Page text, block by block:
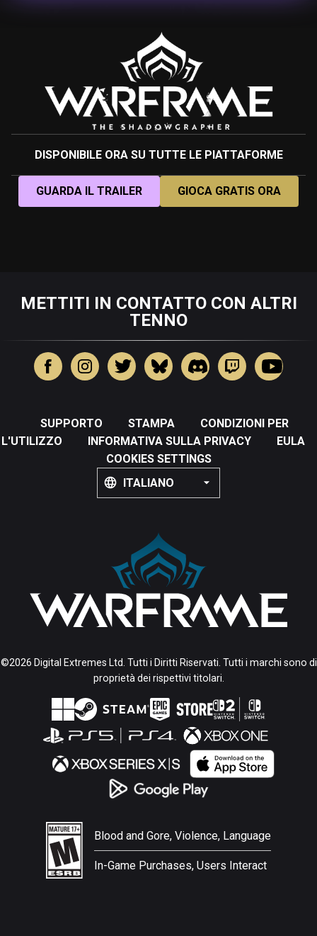
DISPONIBILE ORA SU TUTTE LE PIATTAFORME
GUARDA IL TRAILER GIOCA GRATIS ORA
METTITI IN CONTATTO CON ALTRI
TENNO
SUPPORTO STAMPA
CONDIZIONI PER
L'UTILIZZO
INFORMATIVA SULLA PRIVACY
EULA
COOKIES SETTINGS
ITALIANO
©2026 Digital Extremes Ltd. Tutti i Diritti Riservati. Tutti i marchi sono di
proprietà dei rispettivi titolari.
Blood and Gore, Violence, Language
In-Game Purchases, Users Interact